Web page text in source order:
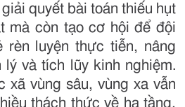
quyết bài toán thiếu hụt
mà còn tạo cơ hội để đội
rèn luyện thực tiễn, nâng
và tích lũy kinh nghiệm.
xã vùng sâu, vùng xa vẫn
thách thức về hạ tầng,